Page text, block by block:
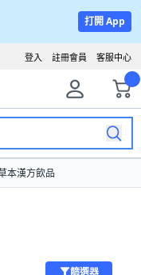
打開 App
客服中心
註冊會員
登入
本漢方飲品
篩選器